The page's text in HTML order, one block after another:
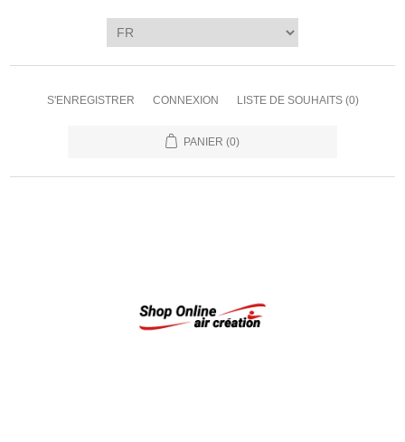
S'ENREGISTRER CONNEXION LISTE DE SOUHAITS (0)
PANIER (0)